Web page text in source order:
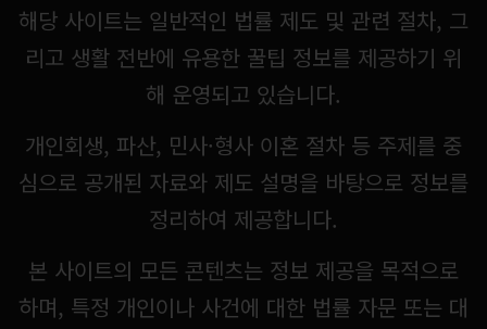
해당 사이트는 일반적인 법률 제도 및 관련 절차, 그
리고 생활 전반에 유용한 꿀팁 정보를 제공하기 위
해 운영되고 있습니다.
개인회생, 파산, 민사·형사 이혼 절차 등 주제를 중
심으로 공개된 자료와 제도 설명을 바탕으로 정보를
정리하여 제공합니다.
본 사이트의 모든 콘텐츠는 정보 제공을 목적으로
하며, 특정 개인이나 사건에 대한 법률 자문 또는 대